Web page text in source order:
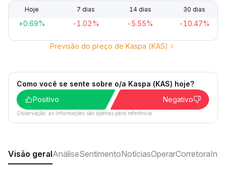
Hoje 7 dias 14 dias 30 dias
+0.69% -1.02% -5.55% -10.47%
Previsão do preço de Kaspa (KAS)
Como você se sente sobre o/a Kaspa (KAS) hoje?
Positivo
Negativo
Observação: as informações são apenas para referência.
Visão geralAnáliseSentimentoNotíciasOperarCorretora